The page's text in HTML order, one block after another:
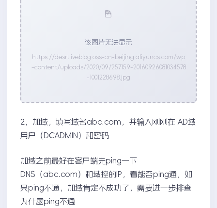
该图片无法显示
https://desrtliveblog.oss-cn-beijing.aliyuncs.com/wp
-content/uploads/2020/09/257159-20160926081034578
-1001228698.jpg
2、加域，填写域名abc.com，并输入刚刚在 AD域
用户（DCADMIN）和密码
加域之前最好在客户端先ping一下
DNS（abc.com）和域控的IP，看能否ping通，如
果ping不通，加域肯定不成功了，需要进一步排查
为什麽ping不通